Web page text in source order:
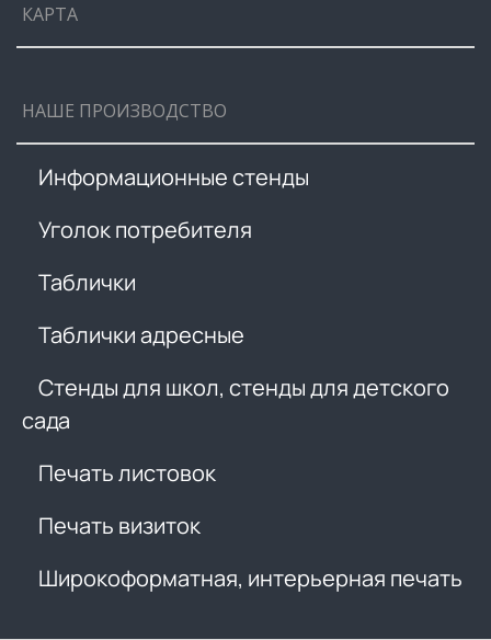
КАРТА
НАШЕ ПРОИЗВОДСТВО
Информационные стенды
Уголок потребителя
Таблички
Таблички адресные
Стенды для школ, стенды для детского
сада
Печать листовок
Печать визиток
Широкоформатная, интерьерная печать